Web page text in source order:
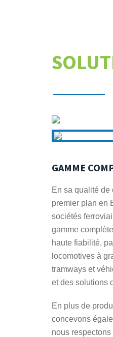
GAMME
En sa qualité de
premier plan en
sociétés
gamme
haute fiabilité,
locomotives à
tramways et
et des solutions
En plus de
concevons
nous